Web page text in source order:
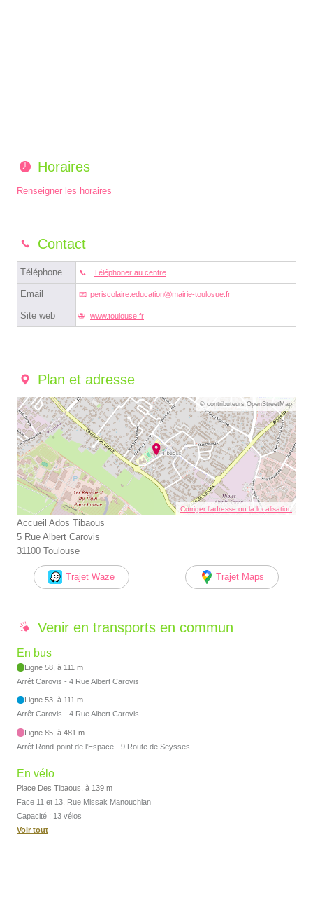
Horaires
Renseigner les horaires
Contact
Téléphone Téléphoner au centre
Email periscolaire.educationⓐmairie-toulosue.fr
Site web www.toulouse.fr
Plan et adresse
© contributeurs OpenStreetMap
Corriger l’adresse ou la localisation
Accueil Ados Tibaous
5 Rue Albert Carovis
31100 Toulouse
Trajet Waze Trajet Maps
Venir en transports en commun
En bus
Ligne 58, à 111 m
Arrêt Carovis - 4 Rue Albert Carovis
Ligne 53, à 111 m
Arrêt Carovis - 4 Rue Albert Carovis
Ligne 85, à 481 m
Arrêt Rond-point de l'Espace - 9 Route de Seysses
En vélo
Place Des Tibaous, à 139 m
Face 11 et 13, Rue Missak Manouchian
Capacité : 13 vélos
Voir tout